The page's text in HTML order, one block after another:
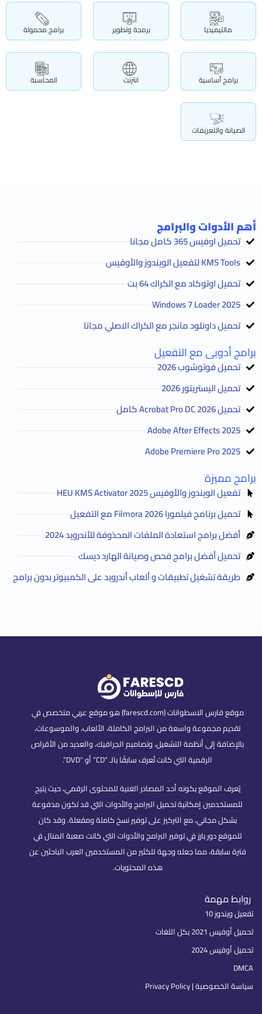
مالتيميديا برمجة وتطوير برامج محمولة
برامج أساسية انترنت المحاسبة
الصيانة والتعريفات
أهم الأدوات والبرامج
تحميل اوفيس 365 كامل مجانا
KMS Tools لتفعيل الويندوز والأوفيس
تحميل اوتوكاد مع الكراك 64 بت
2025 Windows 7 Loader
تحميل داونلود مانجر مع الكراك الاصلي مجانا
برامج أدوبى مع التفعيل
تحميل فوتوشوب 2026
تحميل اليستريتور 2026
تحميل Acrobat Pro DC 2026 كامل
Adobe After Effects 2025
Adobe Premiere Pro 2025
برامج مميزة
تفعيل الويندوز والأوفيس HEU KMS Activator 2025
تحميل برنامج فيلمورا Filmora 2026 مع التفعيل
أفضل برامج استعادة الملفات المحذوفة للأندرويد 2024
تحميل أفضل برامج فحص وصيانة الهارد ديسك
طريقة تشغيل تطبيقات و ألعاب أندرويد على الكمبيوتر بدون برامج
موقع فارس الاسطوانات (farescd.com) هو موقع عربي متخصص في
تقديم مجموعة واسعة من البرامج الكاملة، الألعاب، والموسوعات،
بالإضافة إلى أنظمة التشغيل، وتصاميم الجرافيك، والعديد من الأقراص
الرقمية التي كانت تُعرف سابقًا بالـ “CD” أو “DVD”.
يُعرف الموقع بكونه أحد المصادر الغنية للمحتوى الرقمي، حيث يتيح
للمستخدمين إمكانية تحميل البرامج والأدوات التي قد تكون مدفوعة
بشكل مجاني، مع التركيز على توفير نسخ كاملة ومفعلة. وقد كان
للموقع دور بارز في توفير البرامج والأدوات التي كانت صعبة المنال في
فترة سابقة، مما جعله وجهة للكثير من المستخدمين العرب الباحثين عن
هذه المحتويات.
روابط مهمة
تفعيل ويندوز 10
تحميل أوفيس 2021 بكل اللغات
تحميل أوفيس 2024
DMCA
سياسة الخصوصية | Privacy Policy